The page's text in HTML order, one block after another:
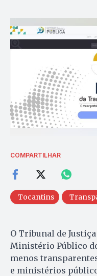
COMPARTILHAR
Tocantins
O Tribunal de
Ministério Público
menos
e ministérios